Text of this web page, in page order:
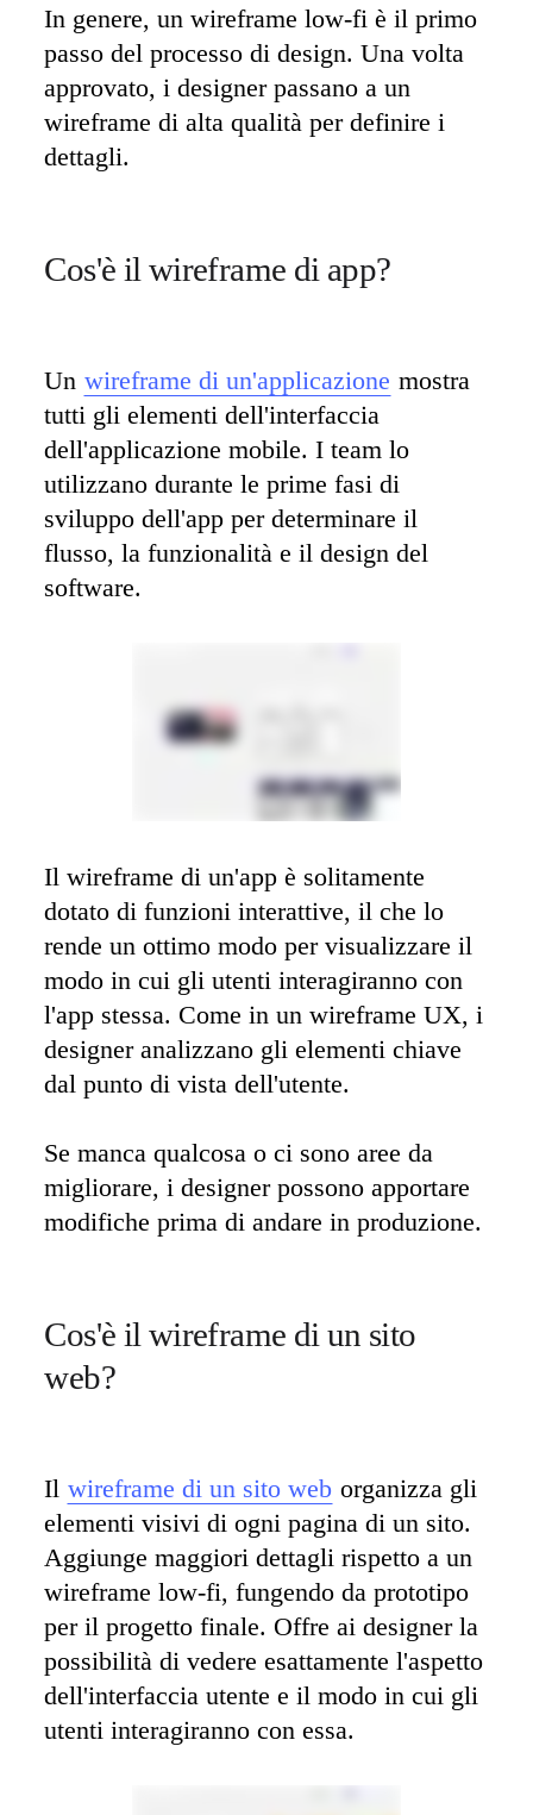
In genere, un wireframe low-fi è il primo
passo del processo di design. Una volta
approvato, i designer passano a un
wireframe di alta qualità per definire i
dettagli.
Cos'è il wireframe di app?
Un wireframe di un'applicazione mostra
tutti gli elementi dell'interfaccia
dell'applicazione mobile. I team lo
utilizzano durante le prime fasi di
sviluppo dell'app per determinare il
flusso, la funzionalità e il design del
software.
Il wireframe di un'app è solitamente
dotato di funzioni interattive, il che lo
rende un ottimo modo per visualizzare il
modo in cui gli utenti interagiranno con
l'app stessa. Come in un wireframe UX, i
designer analizzano gli elementi chiave
dal punto di vista dell'utente.
Se manca qualcosa o ci sono aree da
migliorare, i designer possono apportare
modifiche prima di andare in produzione.
Cos'è il wireframe di un sito
web?
Il wireframe di un sito web organizza gli
elementi visivi di ogni pagina di un sito.
Aggiunge maggiori dettagli rispetto a un
wireframe low-fi, fungendo da prototipo
per il progetto finale. Offre ai designer la
possibilità di vedere esattamente l'aspetto
dell'interfaccia utente e il modo in cui gli
utenti interagiranno con essa.